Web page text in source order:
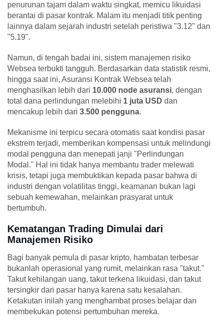
penurunan tajam dalam waktu singkat, memicu likuidasi
berantai di pasar kontrak. Malam itu menjadi titik penting
lainnya dalam sejarah industri setelah peristiwa "3.12" dan
"5.19".
Namun, di tengah badai ini, sistem manajemen risiko
Websea terbukti tangguh. Berdasarkan data statistik resmi,
hingga saat ini, Asuransi Kontrak Websea telah
menghasilkan lebih dari 10.000 node asuransi, dengan
total dana perlindungan melebihi 1 juta USD dan
mencakup lebih dari 3.500 pengguna.
Mekanisme ini terpicu secara otomatis saat kondisi pasar
ekstrem terjadi, memberikan kompensasi untuk melindungi
modal pengguna dan menepati janji "Perlindungan
Modal." Hal ini tidak hanya membantu trader melewati
krisis, tetapi juga membuktikan kepada pasar bahwa di
industri dengan volatilitas tinggi, keamanan bukan lagi
sebuah kemewahan, melainkan prasyarat untuk
bertumbuh.
Kematangan Trading Dimulai dari
Manajemen Risiko
Bagi banyak pemula di pasar kripto, hambatan terbesar
bukanlah operasional yang rumit, melainkan rasa "takut."
Takut kehilangan uang, takut terkena likuidasi, dan takut
tersingkir dari pasar hanya karena satu kesalahan.
Ketakutan inilah yang menghambat proses belajar dan
membekukan potensi pertumbuhan mereka.